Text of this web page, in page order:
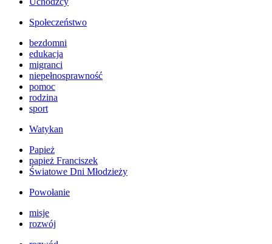
Społeczeństwo
bezdomni
edukacja
migranci
niepełnosprawność
pomoc
rodzina
sport
Watykan
Papież
papież Franciszek
Światowe Dni Młodzieży
Powołanie
misje
rozwój